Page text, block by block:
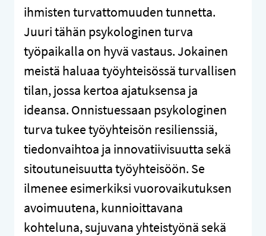
ihmisten turvattomuuden tunnetta.
Juuri tähän psykologinen turva
työpaikalla on hyvä vastaus. Jokainen
meistä haluaa työyhteisössä turvallisen
tilan, jossa kertoa ajatuksensa ja
ideansa. Onnistuessaan psykologinen
turva tukee työyhteisön resilienssiä,
tiedonvaihtoa ja innovatiivisuutta sekä
sitoutuneisuutta työyhteisöön. Se
ilmenee esimerkiksi vuorovaikutuksen
avoimuutena, kunnioittavana
kohteluna, sujuvana yhteistyönä sekä